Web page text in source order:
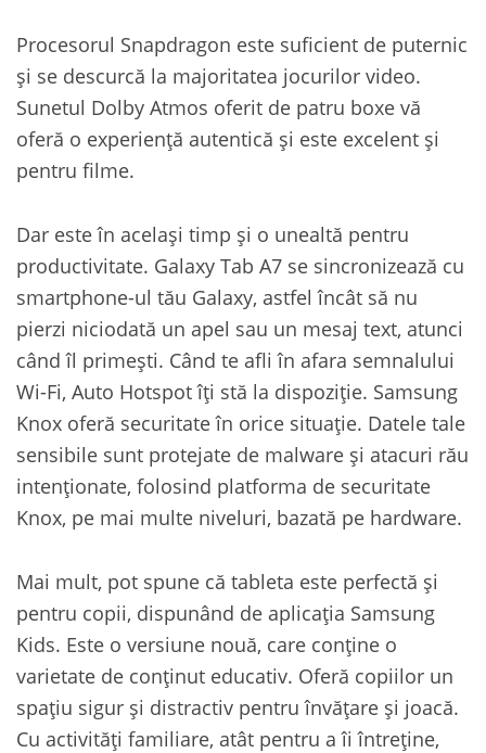
Procesorul Snapdragon este suficient de puternic
și se descurcă la majoritatea jocurilor video.
Sunetul Dolby Atmos oferit de patru boxe vă
oferă o experiență autentică și este excelent și
pentru filme.
Dar este în același timp și o unealtă pentru
productivitate. Galaxy Tab A7 se sincronizează cu
smartphone-ul tău Galaxy, astfel încât să nu
pierzi niciodată un apel sau un mesaj text, atunci
când îl primești. Când te afli în afara semnalului
Wi-Fi, Auto Hotspot îți stă la dispoziție. Samsung
Knox oferă securitate în orice situație. Datele tale
sensibile sunt protejate de malware și atacuri rău
intenționate, folosind platforma de securitate
Knox, pe mai multe niveluri, bazată pe hardware.
Mai mult, pot spune că tableta este perfectă și
pentru copii, dispunând de aplicația Samsung
Kids. Este o versiune nouă, care conține o
varietate de conținut educativ. Oferă copiilor un
spațiu sigur și distractiv pentru învățare și joacă.
Cu activități familiare, atât pentru a îi întreține,